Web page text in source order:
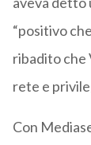
“positivo
ribadito che
rete e
Con